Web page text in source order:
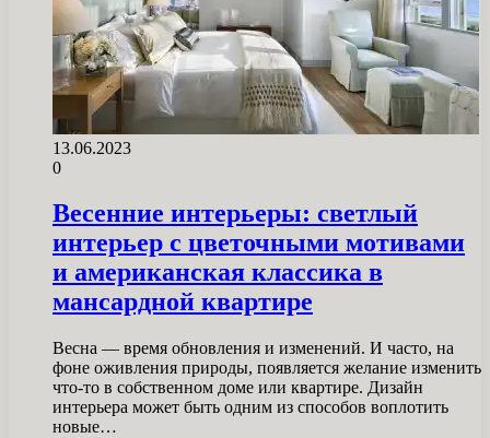
13.06.2023
0
Весенние интерьеры: светлый
интерьер с цветочными мотивами
и американская классика в
мансардной квартире
Весна — время обновления и изменений. И часто, на
фоне оживления природы, появляется желание изменить
что-то в собственном доме или квартире. Дизайн
интерьера может быть одним из способов воплотить
новые…